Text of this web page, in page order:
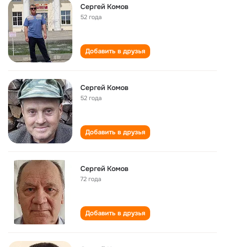
Сергей Комов
52 года
Добавить в друзья
Сергей Комов
52 года
Добавить в друзья
Сергей Комов
72 года
Добавить в друзья